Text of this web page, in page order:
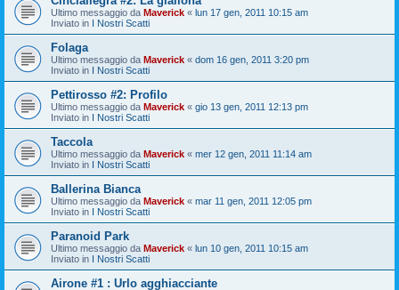
Ultimo messaggio da Maverick « lun 17 gen, 2011 10:15 am
Inviato in I Nostri Scatti
Folaga
Ultimo messaggio da Maverick « dom 16 gen, 2011 3:20 pm
Inviato in I Nostri Scatti
Pettirosso #2: Profilo
Ultimo messaggio da Maverick « gio 13 gen, 2011 12:13 pm
Inviato in I Nostri Scatti
Taccola
Ultimo messaggio da Maverick « mer 12 gen, 2011 11:14 am
Inviato in I Nostri Scatti
Ballerina Bianca
Ultimo messaggio da Maverick « mar 11 gen, 2011 12:05 pm
Inviato in I Nostri Scatti
Paranoid Park
Ultimo messaggio da Maverick « lun 10 gen, 2011 10:15 am
Inviato in I Nostri Scatti
Airone #1 : Urlo agghiacciante